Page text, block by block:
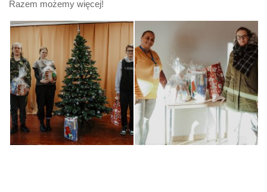
Razem możemy więcej!